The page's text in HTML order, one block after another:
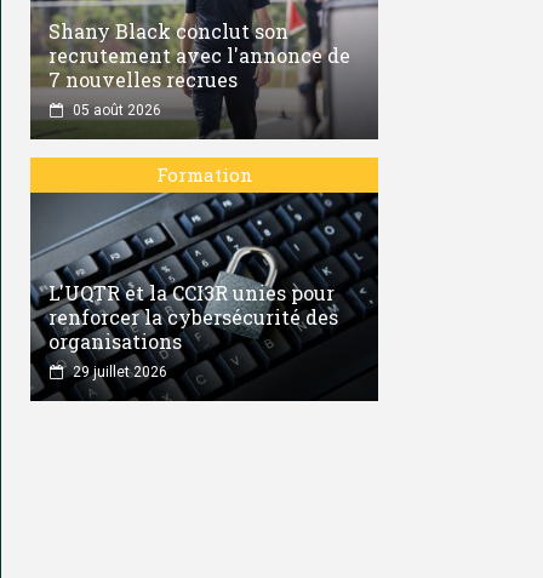
Shany Black conclut son
recrutement avec l'annonce de
7 nouvelles recrues
05 août 2026
Formation
L'UQTR et la CCI3R unies pour
renforcer la cybersécurité des
organisations
29 juillet 2026